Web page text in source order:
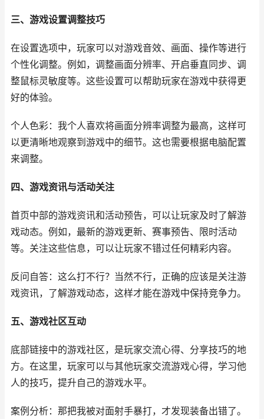
三、游戏设置调整技巧
在设置选项中，玩家可以对游戏音效、画面、操作等进行
个性化调整。例如，调整画面分辨率、开启垂直同步、调
整鼠标灵敏度等。这些设置可以帮助玩家在游戏中获得更
好的体验。
个人色彩：我个人喜欢将画面分辨率调整为最高，这样可
以更清晰地观察到游戏中的细节。这也需要根据电脑配置
来调整。
四、游戏资讯与活动关注
首页中部的游戏资讯和活动预告，可以让玩家及时了解游
戏动态。例如，最新的游戏更新、赛事预告、限时活动
等。关注这些信息，可以让玩家不错过任何精彩内容。
反问自答：这么打不行？当然不行，正确的应该是关注游
戏资讯，了解游戏动态，这样才能在游戏中保持竞争力。
五、游戏社区互动
底部链接中的游戏社区，是玩家交流心得、分享技巧的地
方。在这里，玩家可以与其他玩家交流游戏心得，学习他
人的技巧，提升自己的游戏水平。
案例分析：那把我被对面射手暴打，才发现装备出错了。